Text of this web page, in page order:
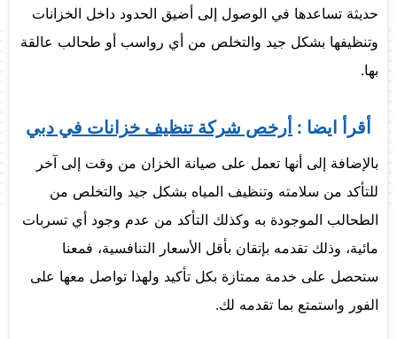
حديثة تساعدها في الوصول إلى أضيق الحدود داخل الخزانات
وتنظيفها بشكل جيد والتخلص من أي رواسب أو طحالب عالقة
بها.
أقرأ ايضا : أرخص شركة تنظيف خزانات في دبي
بالإضافة إلى أنها تعمل على صيانة الخزان من وقت إلى آخر
للتأكد من سلامته وتنظيف المياه بشكل جيد والتخلص من
الطحالب الموجودة به وكذلك التأكد من عدم وجود أي تسربات
مائية، وذلك تقدمه بإتقان بأقل الأسعار التنافسية، فمعنا
ستحصل على خدمة ممتازة بكل تأكيد ولهذا تواصل معها على
الفور واستمتع بما تقدمه لك.